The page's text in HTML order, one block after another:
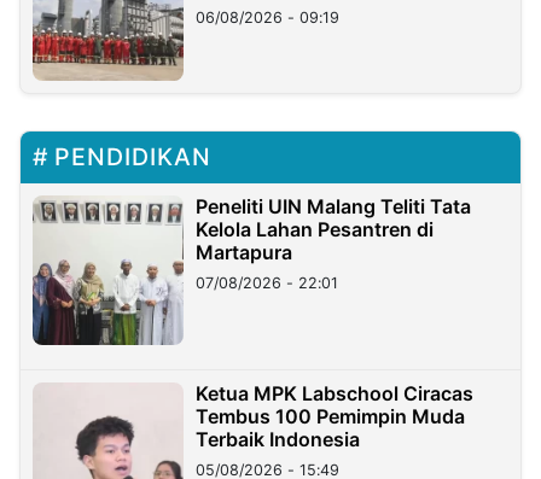
06/08/2026 - 09:19
PENDIDIKAN
Peneliti UIN Malang Teliti Tata
Kelola Lahan Pesantren di
Martapura
07/08/2026 - 22:01
Ketua MPK Labschool Ciracas
Tembus 100 Pemimpin Muda
Terbaik Indonesia
05/08/2026 - 15:49